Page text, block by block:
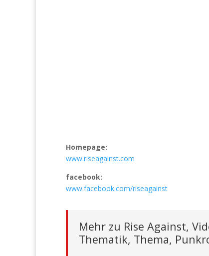
Homepage:
www.riseagainst.com
facebook:
www.facebook.com/riseagainst
Mehr zu Rise Against,
Thematik, Thema,